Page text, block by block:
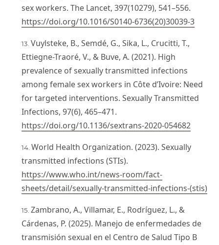
sex workers. The Lancet, 397(10279), 541–556.
https://doi.org/10.1016/S0140-6736(20)30039-3
Vuylsteke, B., Semdé, G., Sika, L., Crucitti, T.,
Ettiegne-Traoré, V., & Buve, A. (2021). High
prevalence of sexually transmitted infections
among female sex workers in Côte d’Ivoire: Need
for targeted interventions. Sexually Transmitted
Infections, 97(6), 465–471.
https://doi.org/10.1136/sextrans-2020-054682
World Health Organization. (2023). Sexually
transmitted infections (STIs).
https://www.who.int/news-room/fact-
sheets/detail/sexually-transmitted-infections-(stis)
Zambrano, A., Villamar, E., Rodríguez, L., &
Cárdenas, P. (2025). Manejo de enfermedades de
transmisión sexual en el Centro de Salud Tipo B